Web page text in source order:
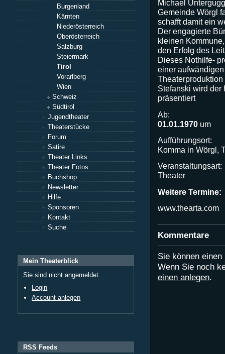
Burgenland
Kärnten
Niederösterreich
Oberösterreich
Salzburg
Steiermark
Tirol
Vorarlberg
Wien
Schweiz
Südtirol
Jugendtheater
Theaterstücke
Forum
Satire
Theater Links
Theater Fotos
Buchshop
Newsletter
Hilfe
Sponsoren
Kontakt
Suche
Mein Theaterblick
Sie sind nicht angemeldet.
Login
Account anlegen
RSS Feeds
Michael
Gemeinde Wörgl
schafft damit ein
Der engagierte
kleinen
den Erfolg des
Dieses Nothilfe-
einer
Stefanski wird der
präsentiert
Ab:
01.01.1970 um
Aufführungsort:
Komma in Wörgl,
Veranstaltungsart:
Theater
Weitere Termine:
www.thearta.com
Kommentare
Sie können
Wenn Sie noch
einen anlegen.